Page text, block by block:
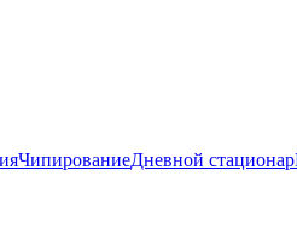
ЧипированиеДневной стационар